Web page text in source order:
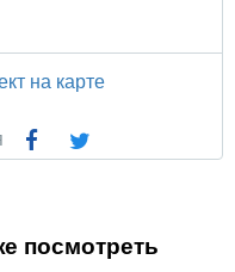
на карте
посмотреть